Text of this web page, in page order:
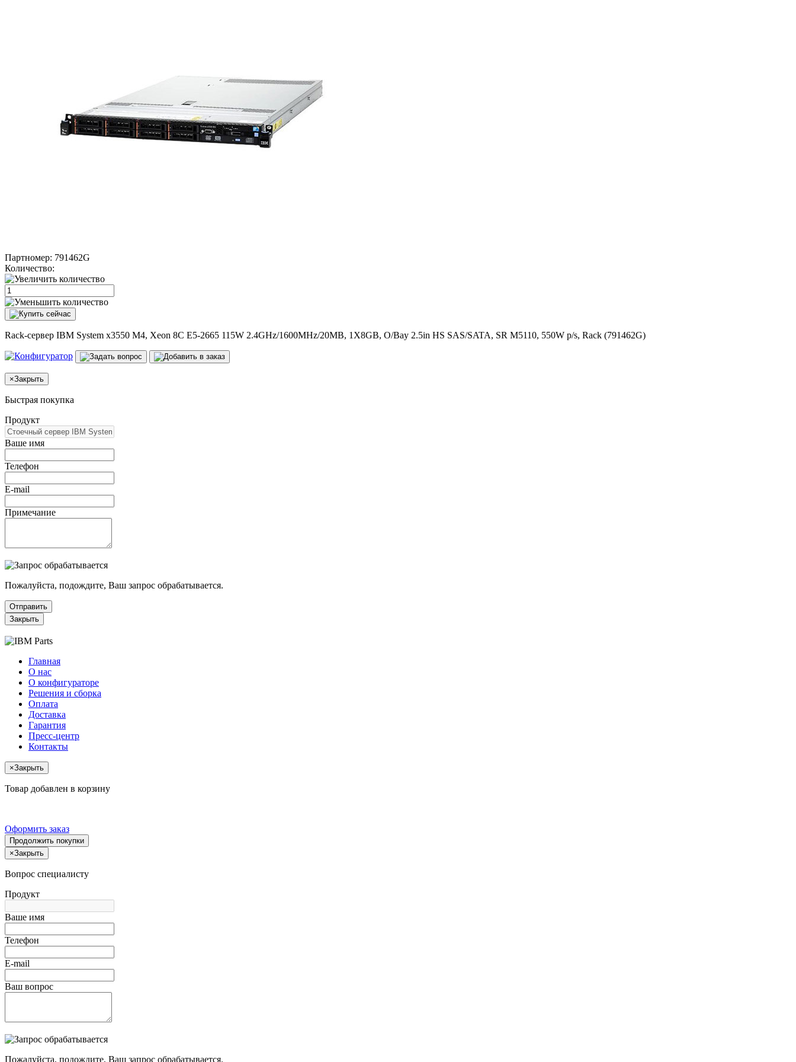
Партномер: 791462G
Количество:
Rack-сервер IBM System x3550 M4, Xeon 8C E5-2665 115W 2.4GHz/1600MHz/20MB, 1X8GB, O/Bay 2.5in HS SAS/SATA, SR M5110, 550W p/s, Rack (791462G)
×Закрыть
Быстрая покупка
Продукт
Ваше имя
Телефон
E-mail
Примечание
Пожалуйста, подождите, Ваш запрос обрабатывается.
Отправить
Закрыть
Главная
О нас
О конфигураторе
Решения и сборка
Оплата
Доставка
Гарантия
Пресс-центр
Контакты
×Закрыть
Товар добавлен в корзину
Оформить заказ
Продолжить покупки
×Закрыть
Вопрос специалисту
Продукт
Ваше имя
Телефон
E-mail
Ваш вопрос
Пожалуйста, подождите, Ваш запрос обрабатывается.